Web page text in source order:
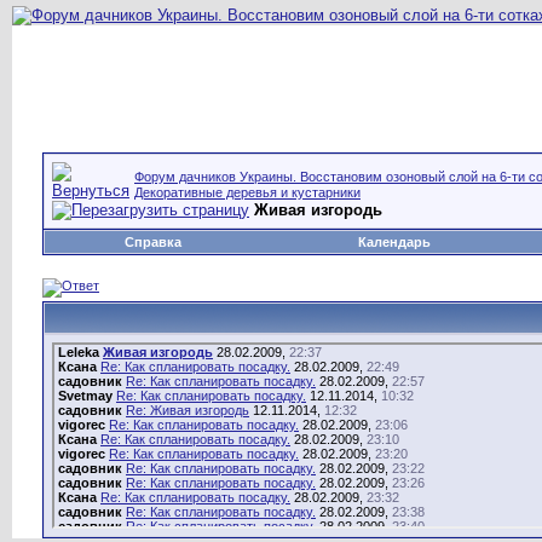
Форум дачников Украины. Восстановим озоновый слой на 6-ти
Декоративные деревья и кустарники
Живая изгородь
Справка Календарь
Leleka Живая изгородь 28.02.2009, 22:37
Ксана Re: Как спланировать посадку. 28.02.2009, 22:49
садовник Re: Как спланировать посадку. 28.02.2009, 22:57
Svetmay Re: Как спланировать посадку. 12.11.2014, 10:32
садовник Re: Живая изгородь 12.11.2014, 12:32
vigorec Re: Как спланировать посадку. 28.02.2009, 23:06
Ксана Re: Как спланировать посадку. 28.02.2009, 23:10
vigorec Re: Как спланировать посадку. 28.02.2009, 23:20
садовник Re: Как спланировать посадку. 28.02.2009, 23:22
садовник Re: Как спланировать посадку. 28.02.2009, 23:26
Ксана Re: Как спланировать посадку. 28.02.2009, 23:32
садовник Re: Как спланировать посадку. 28.02.2009, 23:38
садовник Re: Как спланировать посадку. 28.02.2009, 23:40